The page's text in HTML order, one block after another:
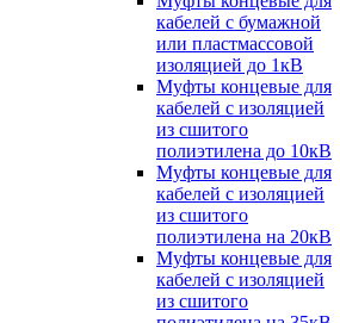
кабелей с бумажной
или пластмассовой
изоляцией до 1кВ
Муфты концевые для
кабелей с изоляцией
из сшитого
полиэтилена до 10кВ
Муфты концевые для
кабелей с изоляцией
из сшитого
полиэтилена на 20кВ
Муфты концевые для
кабелей с изоляцией
из сшитого